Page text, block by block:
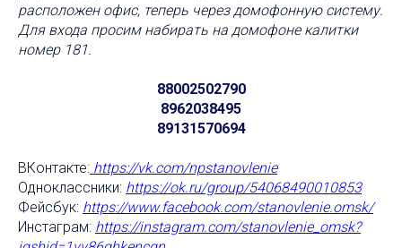
расположен офис, теперь через домофонную систему.
Для входа просим набирать на домофоне калитки
номер 181.
88002502790
8962038495
89131570694
ВКонтакте: https://vk.com/npstanovlenie
Одноклассники: https://ok.ru/group/54068490010853
Фейсбук: https://www.facebook.com/stanovlenie.omsk/
Инстаграм: https://instagram.com/stanovlenie_omsk?